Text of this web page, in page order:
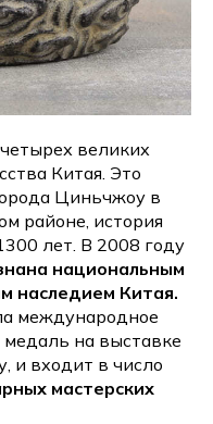
великих
Китая. Это
Циньчжоу в
районе, история
лет. В 2008 году
национальным
наследием Китая.
международное
на выставке
и входит в число
мастерских